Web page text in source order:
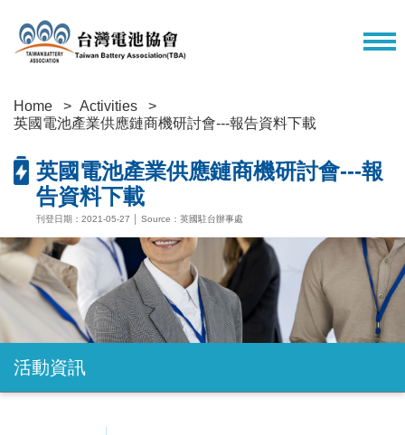
Home
Activities
英國電池產業供應鏈商機研討會---報告資料下載
英國電池產業供應鏈商機研討會---報
告資料下載
刊登日期：2021-05-27 │ Source：英國駐台辦事處
活動資訊